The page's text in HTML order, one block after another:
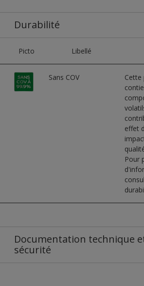
Durabilité
Picto Libellé
Sans COV
Cette
effet
Pour
Documentation technique
sécurité